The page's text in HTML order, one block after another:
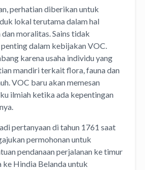
perhatian diberikan untuk
lokal terutama dalam hal
moralitas. Sains tidak
dalam kebijakan VOC.
karena usaha individu yang
mandiri terkait flora, fauna dan
VOC baru akan memesan
ilmiah ketika ada kepentingan
pertanyaan di tahun 1761 saat
permohonan untuk
pendanaan perjalanan ke timur
ke Hindia Belanda untuk